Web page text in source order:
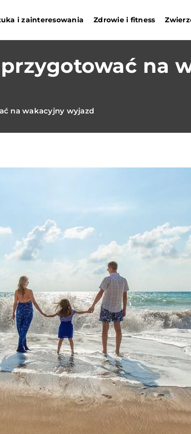
i zainteresowania Zdrowie i fitness
na
na wakacyjny wyjazd